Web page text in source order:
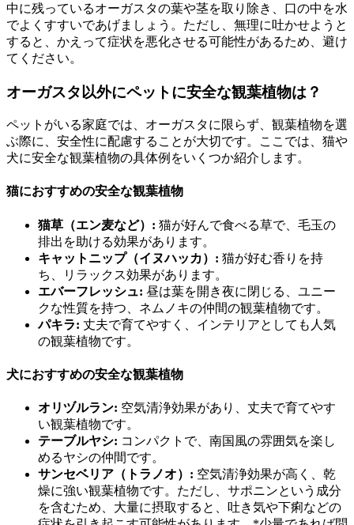
中に残っているオーガスタの葉や茎を取り除き、口の中を水
でよくすすいであげましょう。ただし、無理に吐かせようと
すると、かえって症状を悪化させる可能性があるため、避け
てください。
オーガスタ以外にペットに安全な観葉植物は？
ペットがいる家庭では、オーガスタに限らず、観葉植物を選
ぶ際に、安全性に配慮することが大切です。ここでは、猫や
犬に安全な観葉植物の具体例をいくつか紹介します。
猫におすすめの安全な観葉植物
猫草（エン麦など）: 猫が好んで食べる草で、毛玉の
排出を助ける効果があります。
キャットニップ（イヌハッカ）: 猫が好む香りを持
ち、リラックス効果があります。
エバーフレッシュ: 昼は葉を開き夜に閉じる、ユニー
クな性質を持つ、ネムノキの仲間の観葉植物です。
パキラ: 丈夫で育てやすく、インテリアとしても人気
の観葉植物です。
犬におすすめの安全な観葉植物
オリヅルラン: 空気清浄効果があり、丈夫で育てやす
い観葉植物です。
テーブルヤシ: コンパクトで、南国風の雰囲気を楽し
めるヤシの仲間です。
サンセベリア（トラノオ）: 空気清浄効果が高く、乾
燥に強い観葉植物です。ただし、サポニンという成分
を含むため、大量に摂取すると、吐き気や下痢などの